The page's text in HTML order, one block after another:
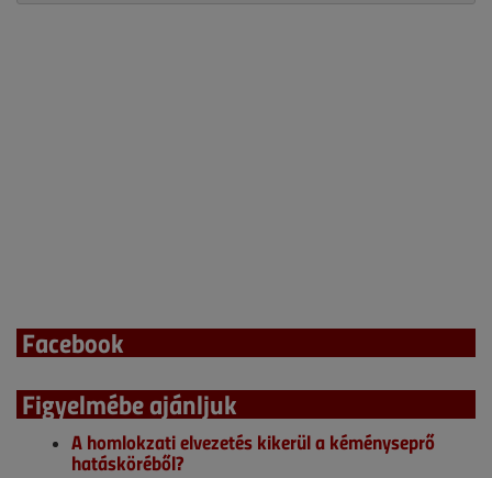
Facebook
Figyelmébe ajánljuk
A homlokzati elvezetés kikerül a kéményseprő
hatásköréből?